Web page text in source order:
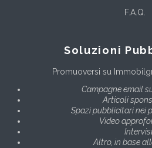
F.A.Q.
Soluzioni
Promuoversi su
Campagne email
Articoli
Spazi pubblicitari nei
Video
Altro, in base